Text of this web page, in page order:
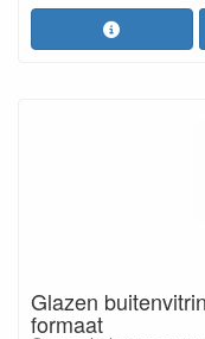
Glazen
formaat